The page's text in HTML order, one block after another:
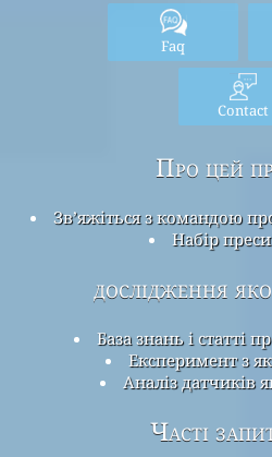
Faq
Contact
Про цей
Зв’яжіться з командою
Набір
дослідження
База знань і статті
Експеримент з
Аналіз датчиків
Часті